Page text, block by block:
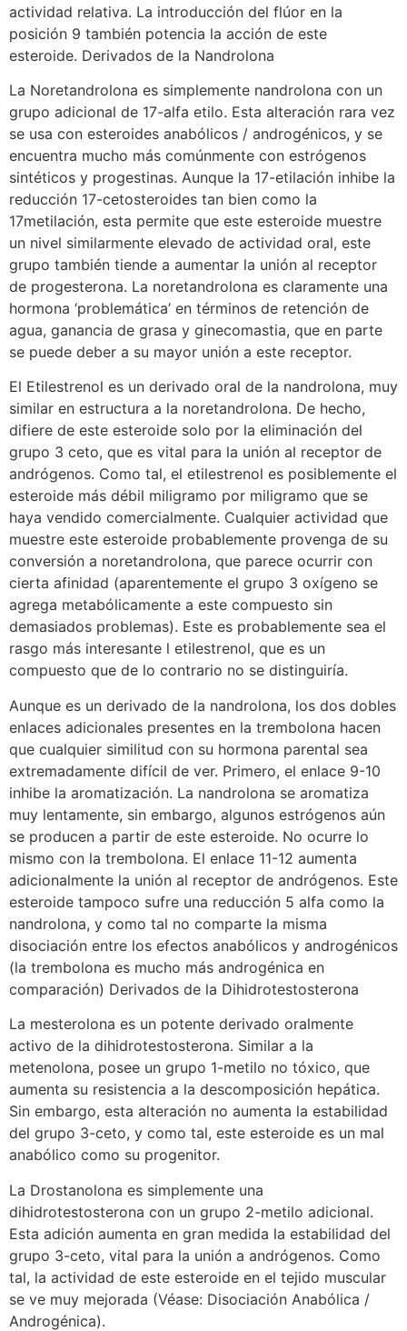
actividad relativa. La introducción del flúor en la
posición 9 también potencia la acción de este
esteroide. Derivados de la Nandrolona
La Noretandrolona es simplemente nandrolona con un
grupo adicional de 17-alfa etilo. Esta alteración rara vez
se usa con esteroides anabólicos / androgénicos, y se
encuentra mucho más comúnmente con estrógenos
sintéticos y progestinas. Aunque la 17-etilación inhibe la
reducción 17-cetosteroides tan bien como la
17metilación, esta permite que este esteroide muestre
un nivel similarmente elevado de actividad oral, este
grupo también tiende a aumentar la unión al receptor
de progesterona. La noretandrolona es claramente una
hormona ‘problemática’ en términos de retención de
agua, ganancia de grasa y ginecomastia, que en parte
se puede deber a su mayor unión a este receptor.
El Etilestrenol es un derivado oral de la nandrolona, muy
similar en estructura a la noretandrolona. De hecho,
difiere de este esteroide solo por la eliminación del
grupo 3 ceto, que es vital para la unión al receptor de
andrógenos. Como tal, el etilestrenol es posiblemente el
esteroide más débil miligramo por miligramo que se
haya vendido comercialmente. Cualquier actividad que
muestre este esteroide probablemente provenga de su
conversión a noretandrolona, que parece ocurrir con
cierta afinidad (aparentemente el grupo 3 oxígeno se
agrega metabólicamente a este compuesto sin
demasiados problemas). Este es probablemente sea el
rasgo más interesante l etilestrenol, que es un
compuesto que de lo contrario no se distinguiría.
Aunque es un derivado de la nandrolona, los dos dobles
enlaces adicionales presentes en la trembolona hacen
que cualquier similitud con su hormona parental sea
extremadamente difícil de ver. Primero, el enlace 9-10
inhibe la aromatización. La nandrolona se aromatiza
muy lentamente, sin embargo, algunos estrógenos aún
se producen a partir de este esteroide. No ocurre lo
mismo con la trembolona. El enlace 11-12 aumenta
adicionalmente la unión al receptor de andrógenos. Este
esteroide tampoco sufre una reducción 5 alfa como la
nandrolona, y como tal no comparte la misma
disociación entre los efectos anabólicos y androgénicos
(la trembolona es mucho más androgénica en
comparación) Derivados de la Dihidrotestosterona
La mesterolona es un potente derivado oralmente
activo de la dihidrotestosterona. Similar a la
metenolona, posee un grupo 1-metilo no tóxico, que
aumenta su resistencia a la descomposición hepática.
Sin embargo, esta alteración no aumenta la estabilidad
del grupo 3-ceto, y como tal, este esteroide es un mal
anabólico como su progenitor.
La Drostanolona es simplemente una
dihidrotestosterona con un grupo 2-metilo adicional.
Esta adición aumenta en gran medida la estabilidad del
grupo 3-ceto, vital para la unión a andrógenos. Como
tal, la actividad de este esteroide en el tejido muscular
se ve muy mejorada (Véase: Disociación Anabólica /
Androgénica).